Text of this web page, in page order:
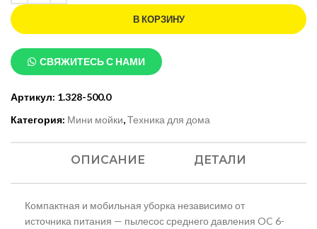
В КОРЗИНУ
СВЯЖИТЕСЬ С НАМИ
Артикул: 1.328-500.0
Категория: Мини мойки,Техника для дома
ОПИСАНИЕ ДЕТАЛИ
Компактная и мобильная уборка независимо от
источника питания — пылесос среднего давления OC 6-